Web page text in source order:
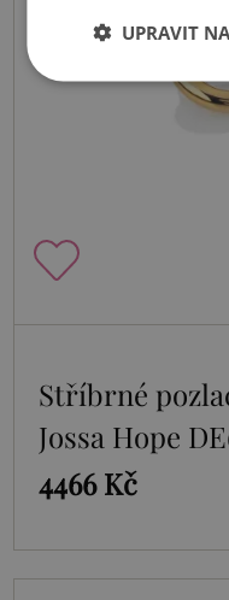
Stříbrné
Jossa Hope
4466 Kč
UPRAVIT